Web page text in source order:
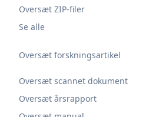
Oversæt forskningsartikel
Oversæt scannet dokument
Oversæt årsrapport
Oversæt ZIP-filer
Se alle